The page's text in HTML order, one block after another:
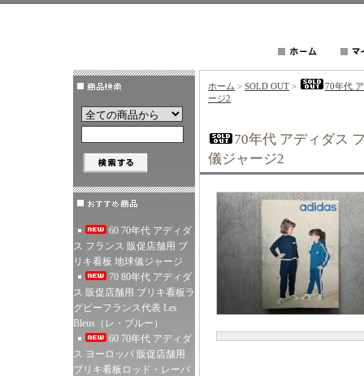
60 70年代 アディダ
ス フランス 販促店舗用 ブ
リキ看板 地球儀ジャージ
70 80年代 アディダ
ス 販促店舗用 ブリキ看板ラ
グビーフランス代表 Les
Bleus（レ・ブルー）
60 70年代 アディダ
ス ヨーロッパ 販促店舗用
ブリキ看板ロッド・レーバ
ホーム > SOLD OUT >
70年代
ージ2
70年代 アディダス
儀ジャージ2